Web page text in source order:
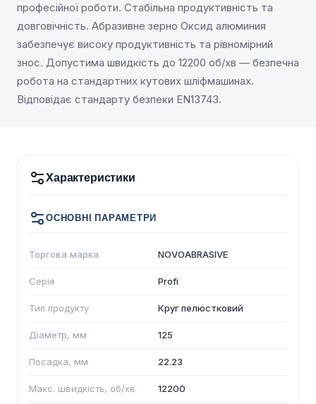
професійної роботи. Стабільна продуктивність та
довговічність. Абразивне зерно Оксид алюминия
забезпечує високу продуктивність та рівномірний
знос. Допустима швидкість до 12200 об/хв — безпечна
робота на стандартних кутових шліфмашинах.
Відповідає стандарту безпеки EN13743.
Характеристики
ОСНОВНІ ПАРАМЕТРИ
Торгова марка NOVOABRASIVE
Серія Profi
Тип продукту Круг пелюстковий
Діаметр, мм 125
Посадка, мм 22.23
Макс. швидкість, об/хв 12200